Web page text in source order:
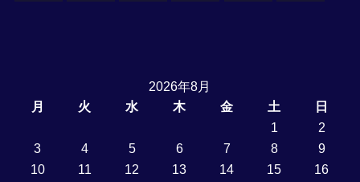
2026年8月
月
火 水 木 金 土
日
1
2
3
4 5 6 7 8
9
10
11 12 13 14 15
16